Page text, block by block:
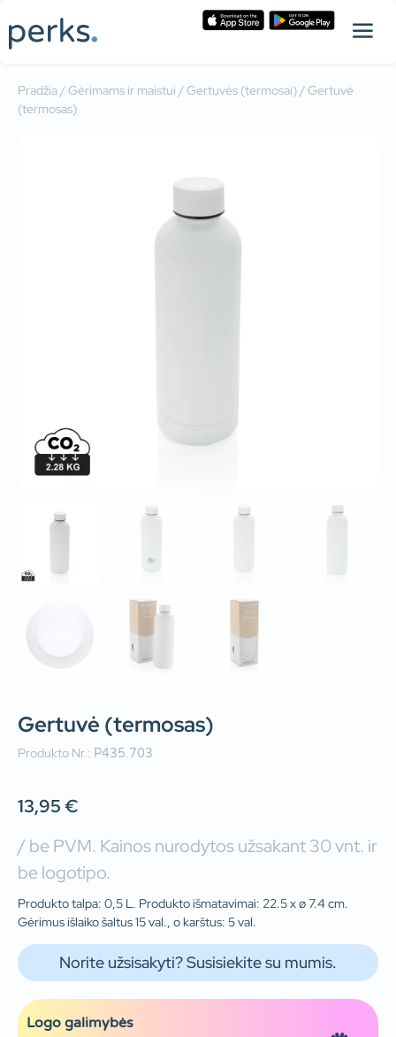
Pradžia/Gėrimams ir maistui /Gertuvės (termosai)/ Gertuvė
(termosas)
Gertuvė (termosas)
Produkto Nr.: P435.703
13,95€
/ be PVM. Kainos nurodytos užsakant 30 vnt. ir
be logotipo.
Produkto talpa: 0,5 L. Produkto išmatavimai: 22.5 x ø 7.4 cm.
Gėrimus išlaiko šaltus 15 val., o karštus: 5 val.
Norite užsisakyti? Susisiekite su mumis.
Logo galimybės